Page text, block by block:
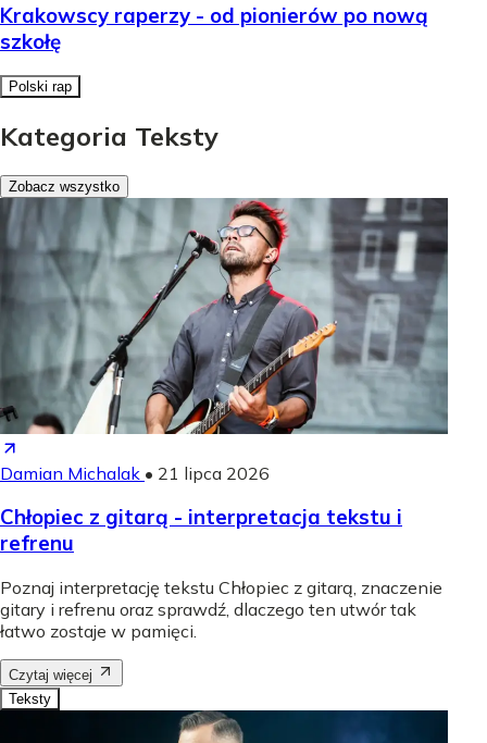
Krakowscy raperzy - od pionierów po nową
szkołę
Polski rap
Kategoria Teksty
Zobacz wszystko
Damian Michalak • 21 lipca 2026
Chłopiec z gitarą - interpretacja tekstu i
refrenu
Poznaj interpretację tekstu Chłopiec z gitarą, znaczenie
gitary i refrenu oraz sprawdź, dlaczego ten utwór tak
łatwo zostaje w pamięci.
Czytaj więcej
Teksty